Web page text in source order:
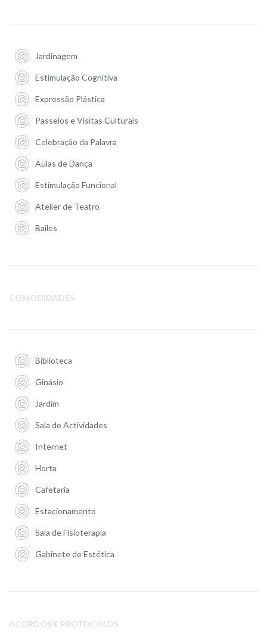
Jardinagem
Estimulação Cognitiva
Expressão Plástica
Passeios e Visitas Culturais
Celebração da Palavra
Aulas de Dança
Estimulação Funcional
Atelier de Teatro
Bailes
COMODIDADES
Biblioteca
Ginásio
Jardim
Sala de Actividades
Internet
Horta
Cafetaria
Estacionamento
Sala de Fisioterapia
Gabinete de Estética
ACORDOS E PROTOCOLOS